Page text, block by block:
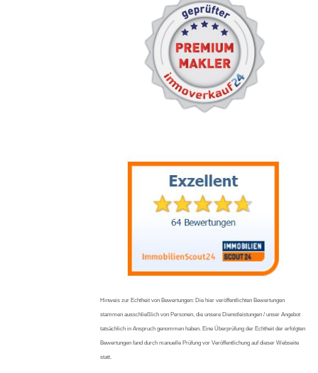
Hinweis zur Echtheit von Bewertungen: Die hier veröffentlichten Bewertungen
stammen ausschließlich von Personen, die unsere Dienstleistungen / unser Angebot
tatsächlich in Anspruch genommen haben. Eine Überprüfung der Echtheit der erfolgten
Bewertungen fand durch manuelle Prüfung vor Veröffentlichung auf dieser Webseite
statt.